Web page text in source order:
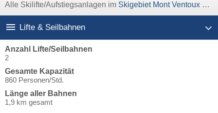
Alle Skilifte/Aufstiegsanlagen im Skigebiet Mont Ventoux Sud
Lifte & Seilbahnen
Anzahl Lifte/Seilbahnen
2
Gesamte Kapazität
860 Personen/Std.
Länge aller Bahnen
1,9 km gesamt